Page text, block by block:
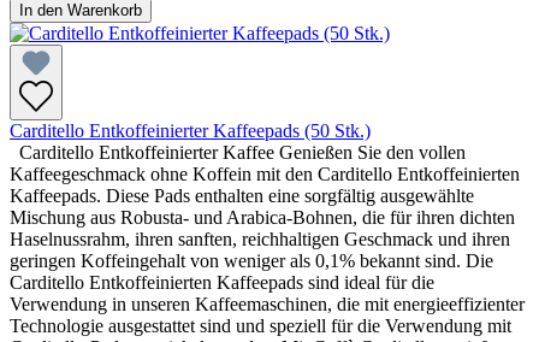
In den Warenkorb
Carditello Entkoffeinierter Kaffeepads (50 Stk.)
Carditello Entkoffeinierter Kaffee Genießen Sie den vollen
Kaffeegeschmack ohne Koffein mit den Carditello Entkoffeinierten
Kaffeepads. Diese Pads enthalten eine sorgfältig ausgewählte
Mischung aus Robusta- und Arabica-Bohnen, die für ihren dichten
Haselnussrahm, ihren sanften, reichhaltigen Geschmack und ihren
geringen Koffeingehalt von weniger als 0,1% bekannt sind. Die
Carditello Entkoffeinierten Kaffeepads sind ideal für die
Verwendung in unseren Kaffeemaschinen, die mit energieeffizienter
Technologie ausgestattet sind und speziell für die Verwendung mit